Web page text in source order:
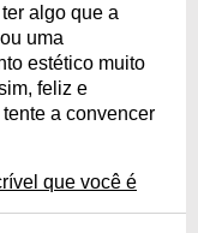
algo que a
uma
estético muito
feliz e
a convencer
que você é